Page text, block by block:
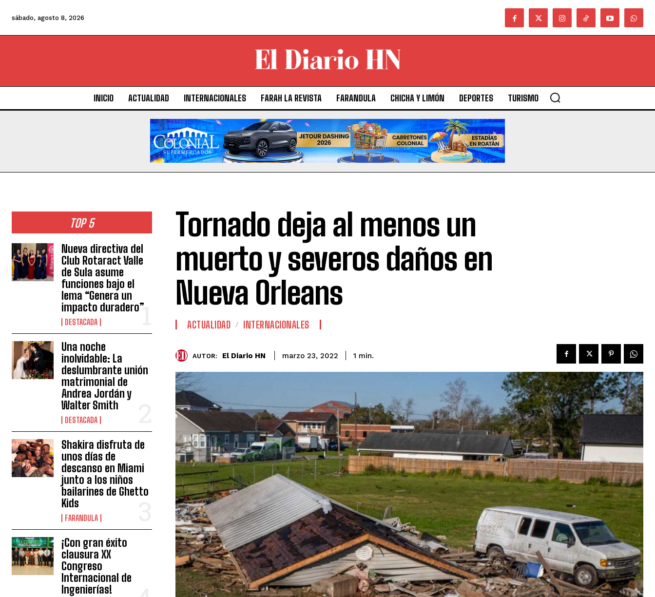
sábado, agosto 8, 2026
INICIO ACTUALIDAD INTERNACIONALES FARAH LA REVISTA FARANDULA CHICHA Y LIMÓN DEPORTES TURISMO
TOP 5
Nueva directiva del
Club Rotaract Valle
de Sula asume
funciones bajo el
lema “Genera un
impacto duradero”
DESTACADA
Una noche
inolvidable: La
deslumbrante unión
matrimonial de
Andrea Jordán y
Walter Smith
DESTACADA
Shakira disfruta de
unos días de
descanso en Miami
junto a los niños
bailarines de Ghetto
Kids
FARANDULA
¡Con gran éxito
clausura XX
Congreso
Internacional de
Ingenierías!
Tornado deja al menos un
muerto y severos daños en
Nueva Orleans
ACTUALIDAD INTERNACIONALES
AUTOR: El Diario HN marzo 23, 2022 1 min.